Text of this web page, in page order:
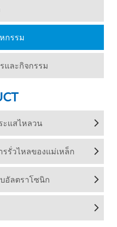
กรรม
และกิจกรรม
ะแสไหลวน
รรั่วไหลของแม่เหล็ก
อัลตราโซนิก